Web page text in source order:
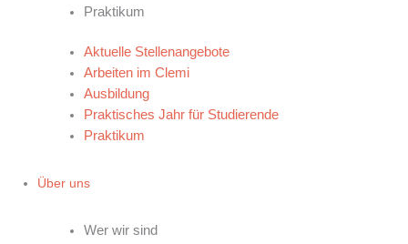
Praktikum
Aktuelle Stellenangebote
Arbeiten im Clemi
Ausbildung
Praktisches Jahr für Studierende
Praktikum
Über uns
Wer wir sind